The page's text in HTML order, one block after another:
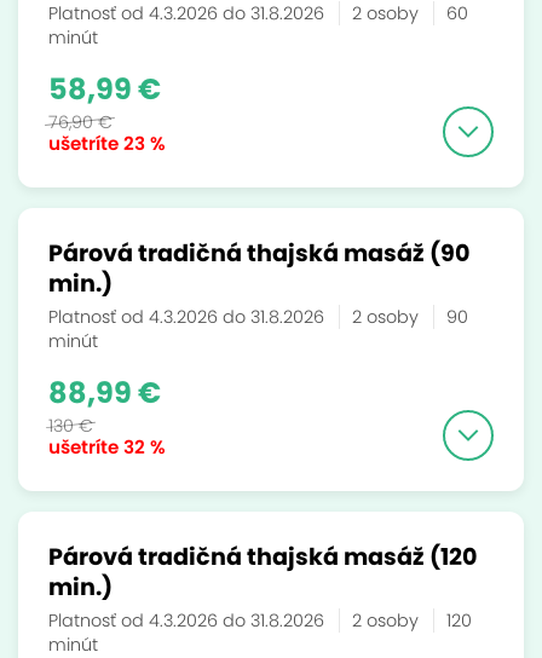
Platnosť od 4.3.2026 do 31.8.2026 2 osoby
60
minút
ušetríte23 %
58,99 €
76,90 €
Párová tradičná thajská masáž (90
min.)
Platnosť od 4.3.2026 do 31.8.2026 2 osoby
90
minút
ušetríte32 %
88,99 €
130 €
Párová tradičná thajská masáž (120
min.)
Platnosť od 4.3.2026 do 31.8.2026 2 osoby
120
minút